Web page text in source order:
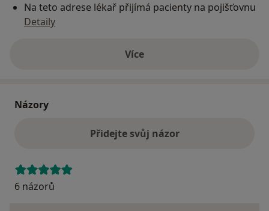
Na teto adrese lékař přijímá pacienty na pojišťovnu
Detaily
Víceo adrese
Názory
Přidejte svůj názor
6 názorů